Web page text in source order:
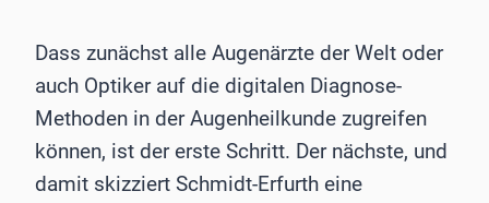
Dass zunächst alle Augenärzte der Welt oder
auch Optiker auf die digitalen Diagnose-
Methoden in der Augenheilkunde zugreifen
können, ist der erste Schritt. Der nächste, und
damit skizziert Schmidt-Erfurth eine